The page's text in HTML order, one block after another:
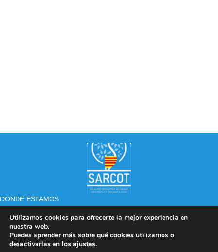
DONDE ESTAMOS
Colegio de Médicos, P.º de los Ruiseñores, 2, 50006 Zaragoza
Telf. 976 38 80 11
Utilizamos cookies para ofrecerte la mejor experiencia en
nuestra web.
Puedes aprender más sobre qué cookies utilizamos o
desactivarlas en los ajustes.